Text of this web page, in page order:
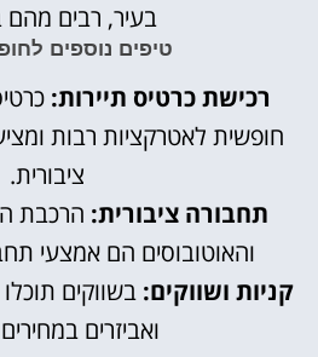
בעיר, רבים מהם
טיפים נוספים
רכישת כרטיס תיירות:
חופשית לאטרקציות רבות
ציבורית.
תחבורה ציבורית: הרכבת
והאוטובוסים הם אמצעי
קניות ושווקים: בשווקים
ואביזרים